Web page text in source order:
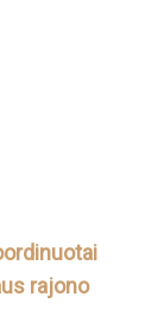
rajono